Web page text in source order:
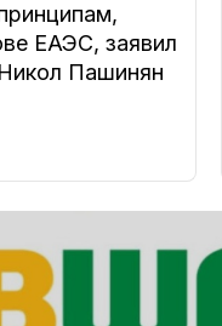
ЕАЭС, заявил
Пашинян